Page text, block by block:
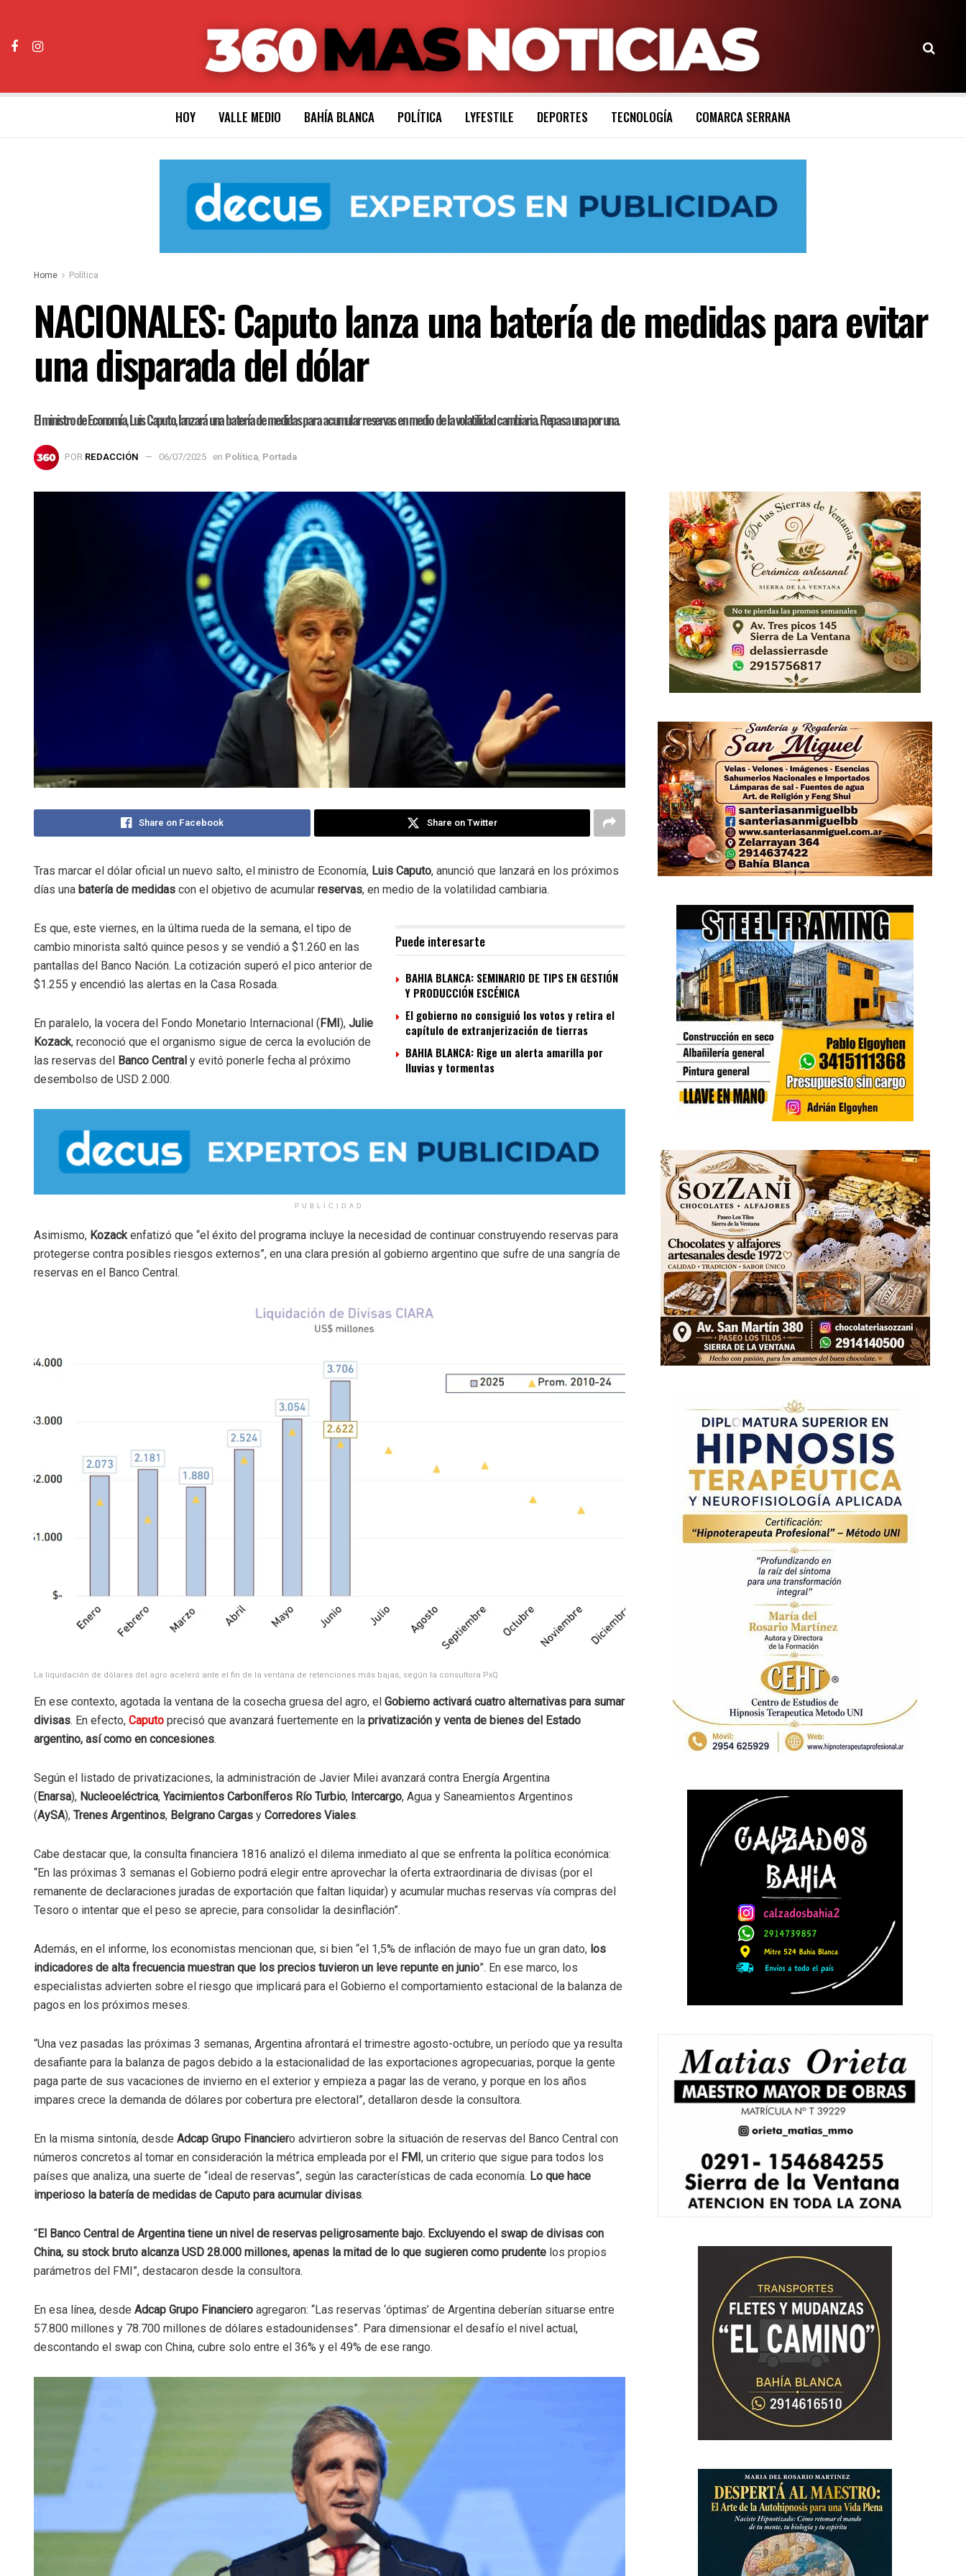
HOY VALLE MEDIO BAHÍA BLANCA POLÍTICA LYFESTILE DEPORTES TECNOLOGÍA COMARCA SERRANA
Home Política
NACIONALES: Caputo lanza una batería de medidas para evitar
una disparada del dólar
El ministro de Economía, Luis Caputo, lanzará una batería de medidas para acumular reservas en medio de la volatilidad cambiaria. Repasa una por una.
POR REDACCIÓN 06/07/2025 en Política, Portada
Share on Facebook Share on Twitter
Tras marcar el dólar oficial un nuevo salto, el ministro de Economía, Luis Caputo, anunció que lanzará en los próximos
días una batería de medidas con el objetivo de acumular reservas, en medio de la volatilidad cambiaria.
Puede interesarte
BAHIA BLANCA: SEMINARIO DE TIPS EN GESTIÓN
Y PRODUCCIÓN ESCÉNICA
El gobierno no consiguió los votos y retira el
capítulo de extranjerización de tierras
BAHIA BLANCA: Rige un alerta amarilla por
lluvias y tormentas
Es que, este viernes, en la última rueda de la semana, el tipo de
cambio minorista saltó quince pesos y se vendió a $1.260 en las
pantallas del Banco Nación. La cotización superó el pico anterior de
$1.255 y encendió las alertas en la Casa Rosada.
En paralelo, la vocera del Fondo Monetario Internacional (FMI), Julie
Kozack, reconoció que el organismo sigue de cerca la evolución de
las reservas del Banco Central y evitó ponerle fecha al próximo
desembolso de USD 2.000.
PUBLICIDAD
Asimismo, Kozackenfatizó que “el éxito del programa incluye la necesidad de continuar construyendo reservas para
protegerse contra posibles riesgos externos”, en una clara presión al gobierno argentino que sufre de una sangría de
reservas en el Banco Central.
La liquidación de dólares del agro aceleró ante el fin de la ventana de retenciones más bajas, según la consultora PxQ
En ese contexto, agotada la ventana de la cosecha gruesa del agro, el Gobierno activará cuatro alternativas para sumar
divisas. En efecto, Caputo precisó que avanzará fuertemente en la privatización y venta de bienes del Estado
argentino, así como en concesiones.
Según el listado de privatizaciones, la administración de Javier Milei avanzará contra Energía Argentina
(Enarsa), Nucleoeléctrica,Yacimientos Carboníferos Río Turbio, Intercargo, Agua y Saneamientos Argentinos
(AySA), Trenes Argentinos, Belgrano Cargas y Corredores Viales.
Cabe destacar que, la consulta financiera 1816 analizó el dilema inmediato al que se enfrenta la política económica:
“En las próximas 3 semanas el Gobierno podrá elegir entre aprovechar la oferta extraordinaria de divisas (por el
remanente de declaraciones juradas de exportación que faltan liquidar) y acumular muchas reservas vía compras del
Tesoro o intentar que el peso se aprecie, para consolidar la desinflación”.
Además, en el informe, los economistas mencionan que, si bien “el 1,5% de inflación de mayo fue un gran dato, los
indicadores de alta frecuencia muestran que los precios tuvieron un leve repunte en junio”. En ese marco, los
especialistas advierten sobre el riesgo que implicará para el Gobierno el comportamiento estacional de la balanza de
pagos en los próximos meses.
“Una vez pasadas las próximas 3 semanas, Argentina afrontará el trimestre agosto-octubre, un período que ya resulta
desafiante para la balanza de pagos debido a la estacionalidad de las exportaciones agropecuarias, porque la gente
paga parte de sus vacaciones de invierno en el exterior y empieza a pagar las de verano, y porque en los años
impares crece la demanda de dólares por cobertura pre electoral”, detallaron desde la consultora.
En la misma sintonía, desde Adcap Grupo Financiero advirtieron sobre la situación de reservas del Banco Central con
números concretos al tomar en consideración la métrica empleada por el FMI, un criterio que sigue para todos los
países que analiza, una suerte de “ideal de reservas”, según las características de cada economía. Lo que hace
imperioso la batería de medidas de Caputo para acumular divisas.
“El Banco Central de Argentina tiene un nivel de reservas peligrosamente bajo. Excluyendo el swap de divisas con
China, su stock bruto alcanza USD 28.000 millones, apenas la mitad de lo que sugieren como prudente los propios
parámetros del FMI”, destacaron desde la consultora.
En esa línea, desde Adcap Grupo Financiero agregaron: “Las reservas ‘óptimas’ de Argentina deberían situarse entre
57.800 millones y 78.700 millones de dólares estadounidenses”. Para dimensionar el desafío el nivel actual,
descontando el swap con China, cubre solo entre el 36% y el 49% de ese rango.